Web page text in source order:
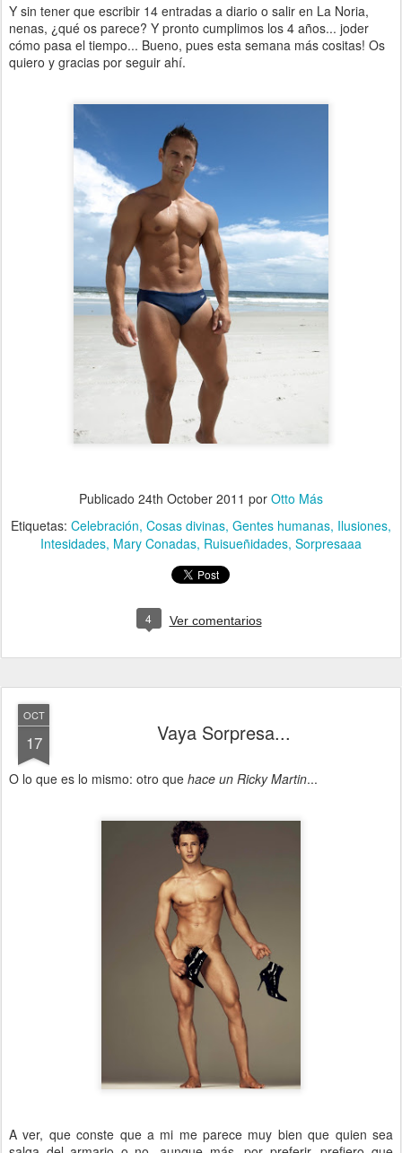
Y sin tener que escribir 14 entradas a diario o salir en La Noria,
nenas, ¿qué os parece? Y pronto cumplimos los 4 años... joder
cómo pasa el tiempo... Bueno, pues esta semana más cositas! Os
quiero y gracias por seguir ahí.
Publicado 24th October 2011 por Otto Más
Etiquetas: Celebración Cosas divinas Gentes humanas Ilusiones
Intesidades Mary Conadas Ruisueñidades Sorpresaaa
4 Ver comentarios
OCT
17 Vaya Sorpresa...
O lo que es lo mismo: otro que hace un Ricky Martin...
A ver, que conste que a mi me parece muy bien que quien sea